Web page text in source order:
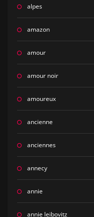
alpes
amazon
amour
amour noir
amoureux
ancienne
anciennes
annecy
annie
annie leibovitz